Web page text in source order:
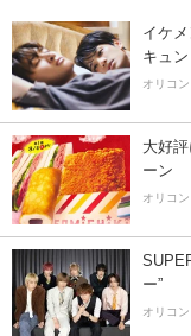
イケ
キュン
オリコ
大好
ーン
オリコ
ー”
オリコ